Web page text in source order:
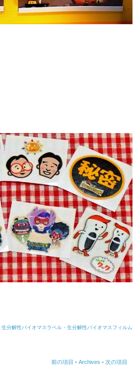
生分解性バイオマスラベル・生分解性バイオマスフィルム
前の項目 - Archives - 次の項目